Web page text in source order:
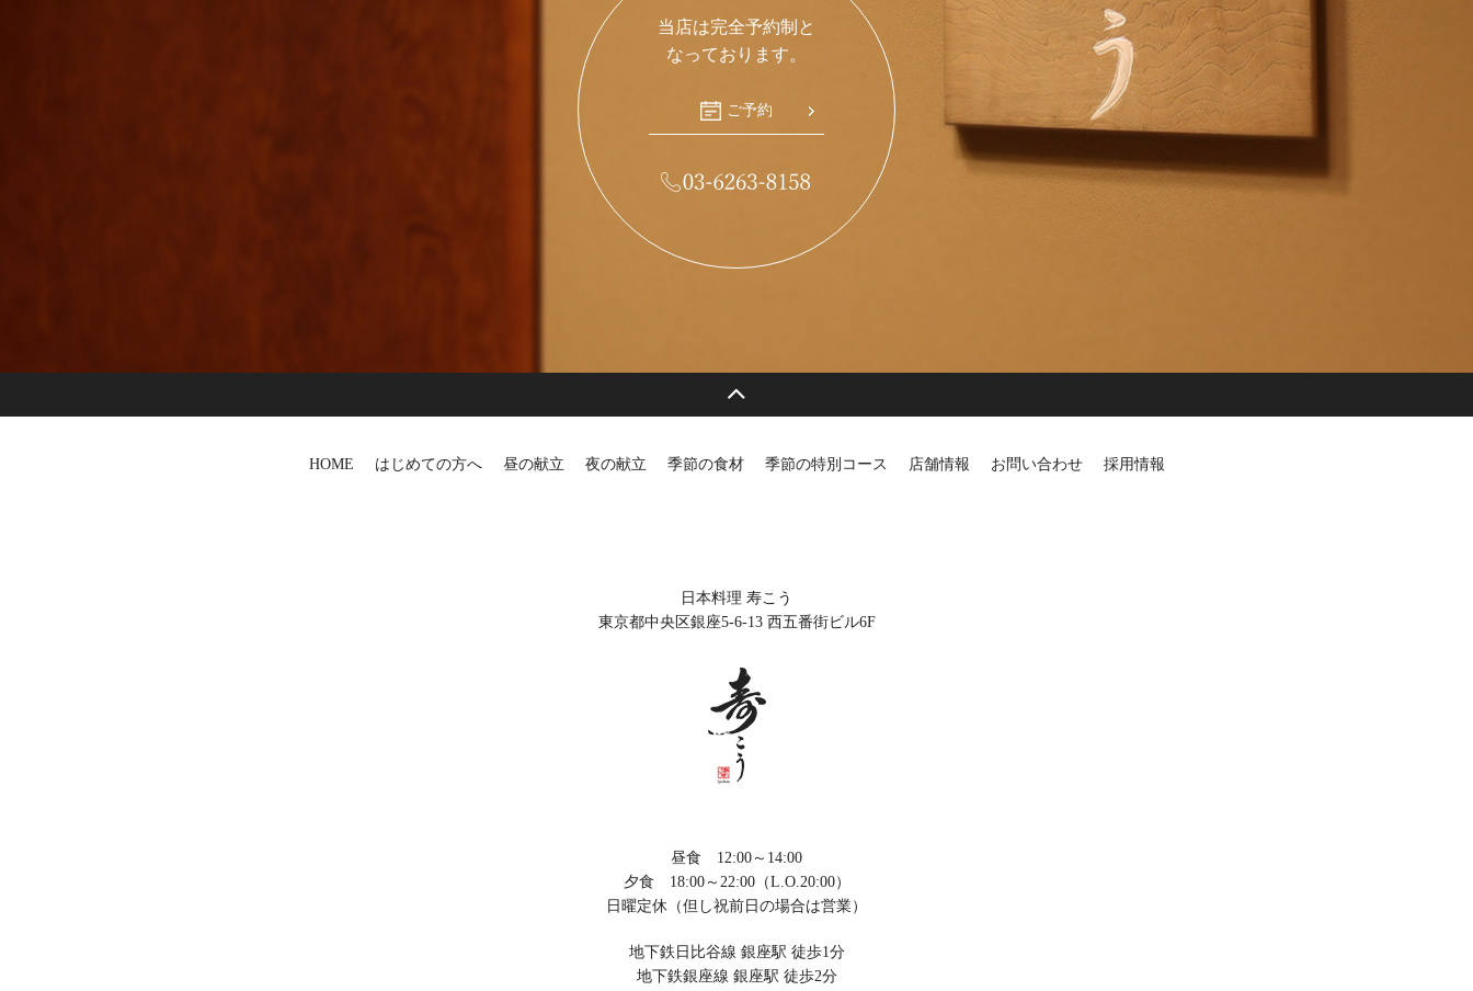
当店は完全予約制と
なっております。
ご予約
HOME はじめての方へ 昼の献立 夜の献立 季節の食材 季節の特別コース 店舗情報 お問い合わせ 採用情報
日本料理 寿こう
東京都中央区銀座5-6-13 西五番街ビル6F
昼食 12:00～14:00
夕食 18:00～22:00（L.O.20:00）
日曜定休（但し祝前日の場合は営業）
地下鉄日比谷線 銀座駅 徒歩1分
地下鉄銀座線 銀座駅 徒歩2分